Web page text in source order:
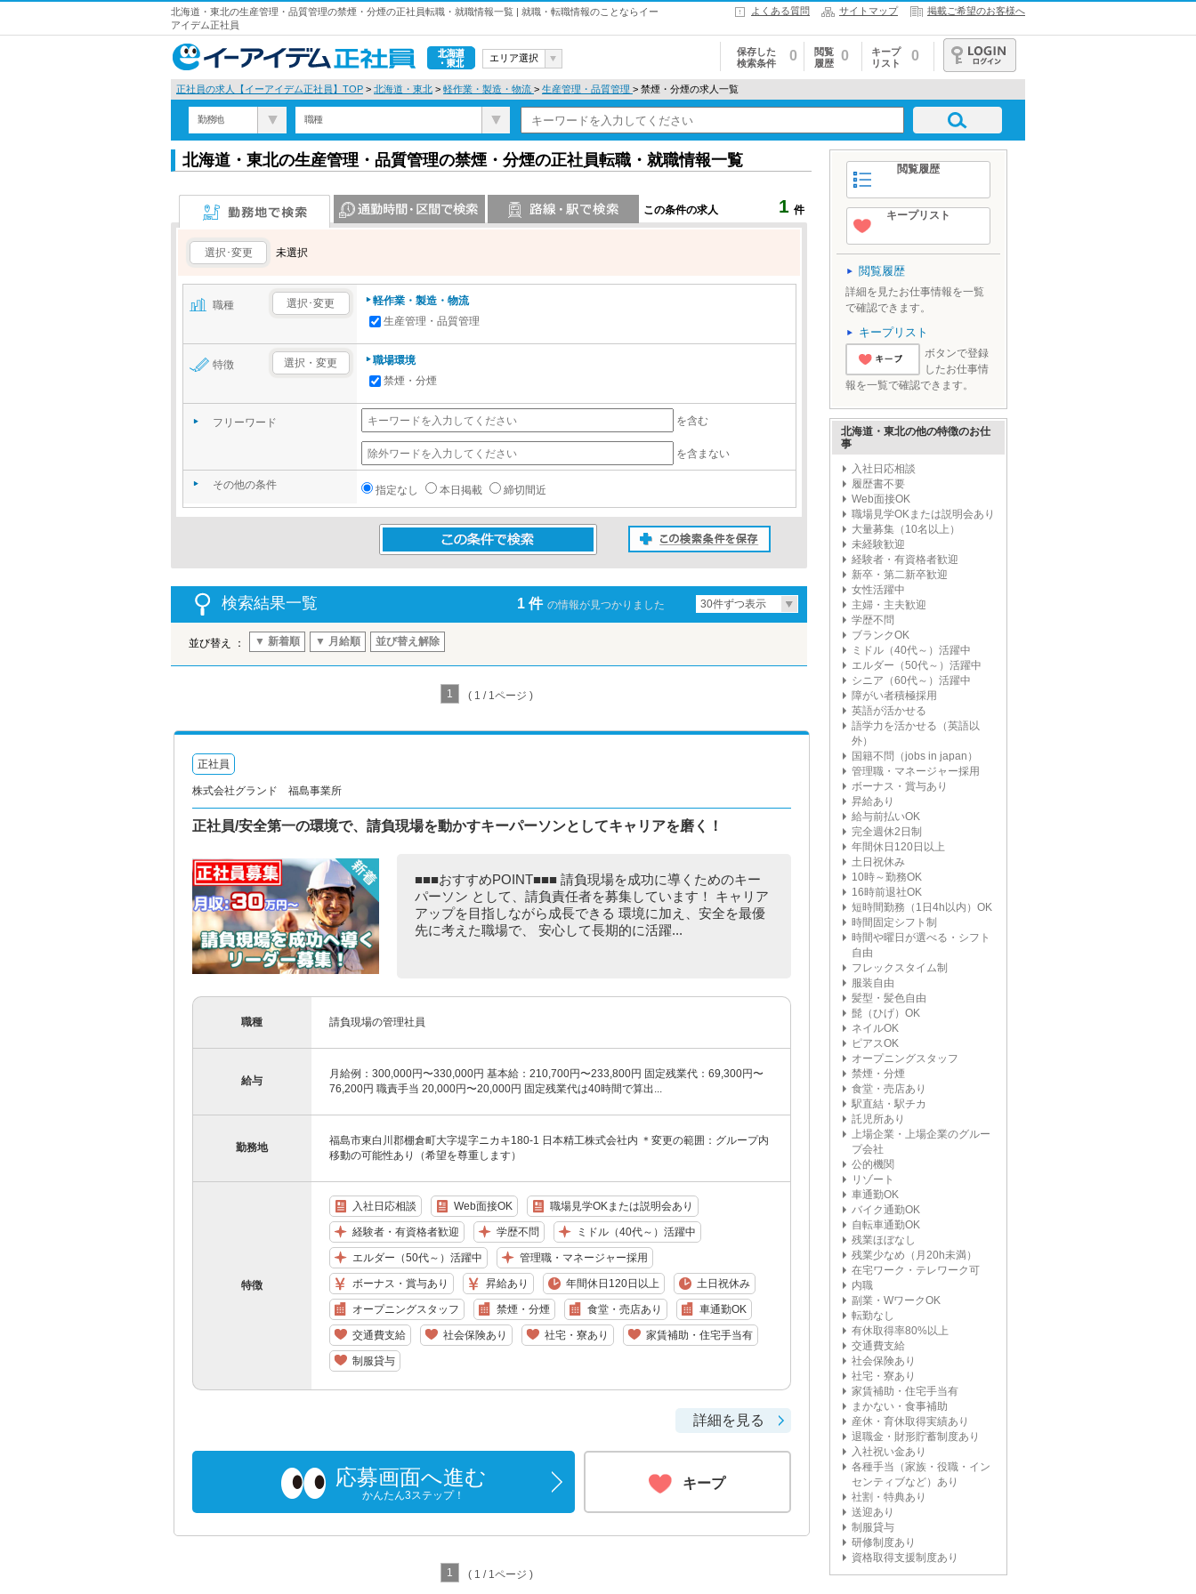
北海道・東北の生産管理・品質管理の禁煙・分煙の正社員転職・就職情報一覧 | 就職・転職情報のことならイー
アイデム正社員
よくある質問 サイトマップ 掲載ご希望のお客様へ
北海道・東
北
エリア選択
保存した
検索条件
0
閲覧
履歴
0
キープ
リスト
0
ログイン
正社員の求人【イーアイデム正社員】TOP > 北海道・東北 > 軽作業・製造・物流 > 生産管理・品質管理 > 禁煙・分煙の求人一覧
勤務地 職種
北海道・東北の生産管理・品質管理の禁煙・分煙の正社員転職・就職情報一覧
この条件の求人 1 件
選択･変更
未選択
職種 選択･変更
軽作業・製造・物流
生産管理・品質管理
特徴 選択・変更
職場環境
禁煙・分煙
フリーワード を含む
を含まない
その他の条件 指定なし 本日掲載 締切間近
検索結果一覧 1 件 の情報が見つかりました 30件ずつ表示
並び替え ： ▼ 新着順 ▼ 月給順 並び替え解除
1 ( 1 / 1ページ )
正社員
株式会社グランド 福島事業所
正社員/安全第一の環境で、請負現場を動かすキーパーソンとしてキャリアを磨く！
■■■おすすめPOINT■■■ 請負現場を成功に導くためのキー
パーソン として、請負責任者を募集しています！ キャリア
アップを目指しながら成長できる 環境に加え、安全を最優
先に考えた職場で、 安心して長期的に活躍...
職種 請負現場の管理社員
給与
月給例：300,000円〜330,000円 基本給：210,700円〜233,800円 固定残業代：69,300円〜
76,200円 職責手当 20,000円〜20,000円 固定残業代は40時間で算出...
勤務地
福島市東白川郡棚倉町大字堤字ニカキ180-1 日本精工株式会社内 ＊変更の範囲：グループ内
移動の可能性あり（希望を尊重します）
特徴
入社日応相談 Web面接OK 職場見学OKまたは説明会あり
経験者・有資格者歓迎 学歴不問 ミドル（40代～）活躍中
エルダー（50代～）活躍中 管理職・マネージャー採用
ボーナス・賞与あり 昇給あり 年間休日120日以上 土日祝休み
オープニングスタッフ 禁煙・分煙 食堂・売店あり 車通勤OK
交通費支給 社会保険あり 社宅・寮あり 家賃補助・住宅手当有
制服貸与
詳細を見る
応募画面へ進む
かんたん3ステップ！
キープ
1 ( 1 / 1ページ )
閲覧履歴
キープリスト
閲覧履歴
詳細を見たお仕事情報を一覧
で確認できます。
キープリスト
'とりあえずキ
ボタンで登録
したお仕事情
報を一覧で確認できます。
北海道・東北の他の特徴のお仕
事
入社日応相談
履歴書不要
Web面接OK
職場見学OKまたは説明会あり
大量募集（10名以上）
未経験歓迎
経験者・有資格者歓迎
新卒・第二新卒歓迎
女性活躍中
主婦・主夫歓迎
学歴不問
ブランクOK
ミドル（40代～）活躍中
エルダー（50代～）活躍中
シニア（60代～）活躍中
障がい者積極採用
英語が活かせる
語学力を活かせる（英語以
外）
国籍不問（jobs in japan）
管理職・マネージャー採用
ボーナス・賞与あり
昇給あり
給与前払いOK
完全週休2日制
年間休日120日以上
土日祝休み
10時～勤務OK
16時前退社OK
短時間勤務（1日4h以内）OK
時間固定シフト制
時間や曜日が選べる・シフト
自由
フレックスタイム制
服装自由
髪型・髪色自由
髭（ひげ）OK
ネイルOK
ピアスOK
オープニングスタッフ
禁煙・分煙
食堂・売店あり
駅直結・駅チカ
託児所あり
上場企業・上場企業のグルー
プ会社
公的機関
リゾート
車通勤OK
バイク通勤OK
自転車通勤OK
残業ほぼなし
残業少なめ（月20h未満）
在宅ワーク・テレワーク可
内職
副業・WワークOK
転勤なし
有休取得率80%以上
交通費支給
社会保険あり
社宅・寮あり
家賃補助・住宅手当有
まかない・食事補助
産休・育休取得実績あり
退職金・財形貯蓄制度あり
入社祝い金あり
各種手当（家族・役職・イン
センティブなど）あり
社割・特典あり
送迎あり
制服貸与
研修制度あり
資格取得支援制度あり